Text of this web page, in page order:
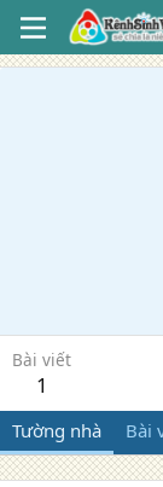
Bài viết
1
Tường nhà Bài